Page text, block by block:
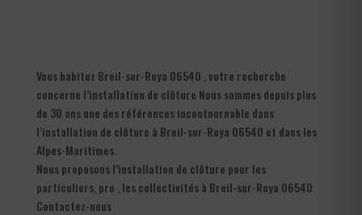
Vous habitez Breil-sur-Roya 06540 , votre recherche
concerne l’installation de clôture Nous sommes depuis plus
de 30 ans une des références incontournable dans
l’installation de clôture à Breil-sur-Roya 06540 et dans les
Alpes-Maritimes.
Nous proposons l’installation de clôture pour les
particuliers, pro , les collectivités à Breil-sur-Roya 06540
Contactez-nous